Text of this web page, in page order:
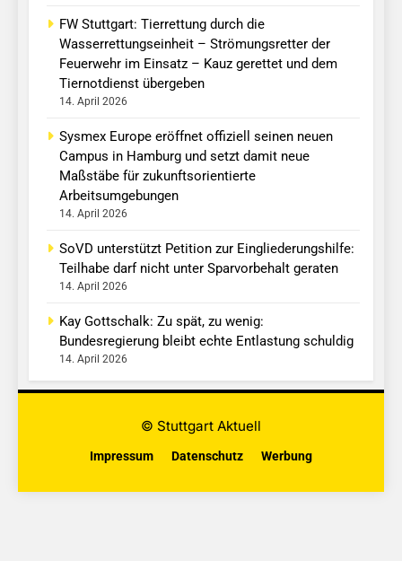
FW Stuttgart: Tierrettung durch die
Wasserrettungseinheit – Strömungsretter der
Feuerwehr im Einsatz – Kauz gerettet und dem
Tiernotdienst übergeben
14. April 2026
Sysmex Europe eröffnet offiziell seinen neuen
Campus in Hamburg und setzt damit neue
Maßstäbe für zukunftsorientierte
Arbeitsumgebungen
14. April 2026
SoVD unterstützt Petition zur Eingliederungshilfe:
Teilhabe darf nicht unter Sparvorbehalt geraten
14. April 2026
Kay Gottschalk: Zu spät, zu wenig:
Bundesregierung bleibt echte Entlastung schuldig
14. April 2026
© Stuttgart Aktuell
Impressum Datenschutz Werbung